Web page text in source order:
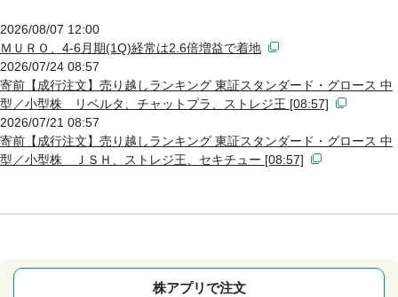
2026/08/07 12:00
ＭＵＲＯ、4-6月期(1Q)経常は2.6倍増益で着地
2026/07/24 08:57
寄前【成行注文】売り越しランキング 東証スタンダード・グロース 中
型／小型株 リベルタ、チャットプラ、ストレジ王 [08:57]
2026/07/21 08:57
寄前【成行注文】売り越しランキング 東証スタンダード・グロース 中
型／小型株 ＪＳＨ、ストレジ王、セキチュー [08:57]
株アプリで注文